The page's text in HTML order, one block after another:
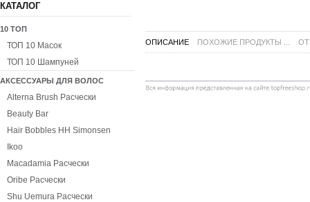
ОПИСАНИЕ ПОХОЖИЕ ПРОДУКТЫ ...
КАТАЛОГ
10 ТОП
ТОП 10 Масок
ТОП 10 Шампуней
АКСЕССУАРЫ ДЛЯ ВОЛОС
Alterna Brush Расчески
Beauty Bar
Hair Bobbles HH Simonsen
Ikoo
Macadamia Расчески
Oribe Расчески
Shu Uemura Расчески